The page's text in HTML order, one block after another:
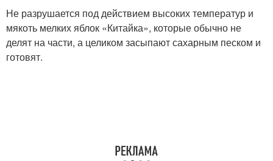
Не разрушается под действием высоких температур и
мякоть мелких яблок «Китайка», которые обычно не
делят на части, а целиком засыпают сахарным песком и
готовят.